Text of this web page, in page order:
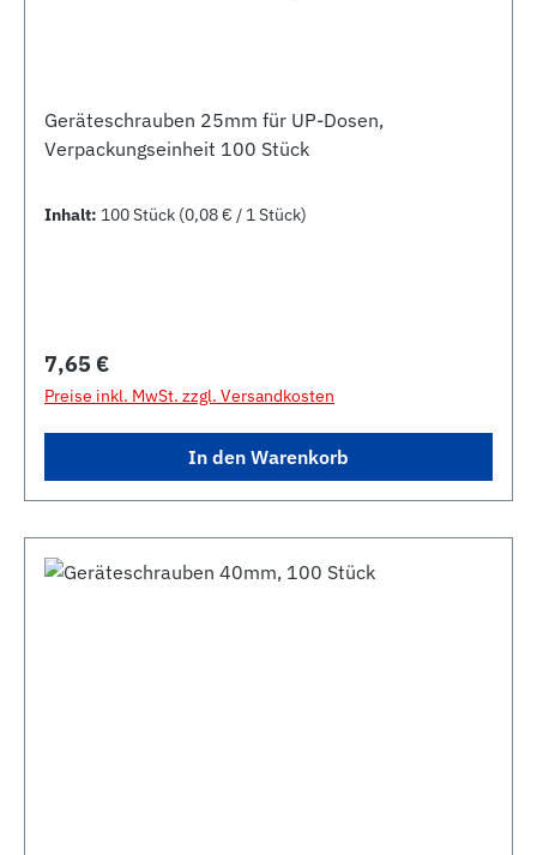
Geräteschrauben 25mm für UP-Dosen,
Verpackungseinheit 100 Stück
Inhalt: 100 Stück (0,08 € / 1 Stück)
Regulärer Preis:
7,65 €
Preise inkl. MwSt. zzgl. Versandkosten
In den Warenkorb